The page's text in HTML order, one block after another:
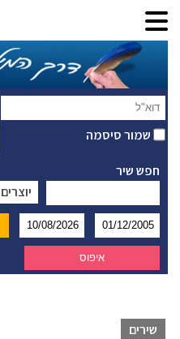
שמור סיסמה
חפש שיר
יוצרים
שירים